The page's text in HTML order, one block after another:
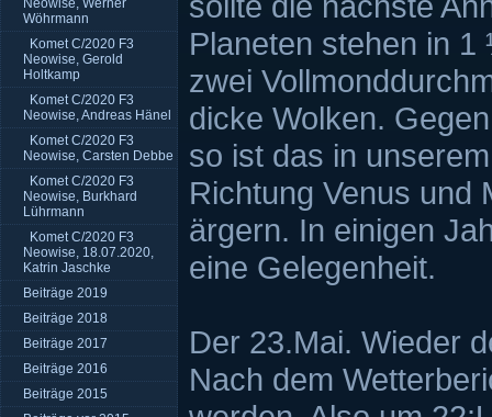
Neowise, Werner
Wöhrmann
Komet C/2020 F3
Neowise, Gerold
Holtkamp
Komet C/2020 F3
Neowise, Andreas Hänel
Komet C/2020 F3
Neowise, Carsten Debbe
Komet C/2020 F3
Neowise, Burkhard
Lührmann
Komet C/2020 F3
Neowise, 18.07.2020,
Katrin Jaschke
Beiträge 2019
Beiträge 2018
Beiträge 2017
Beiträge 2016
Beiträge 2015
Planeten stehen in
zwei
dicke Wolken.
so ist das in
Richtung Venus und
ärgern. In einigen
eine Gelegenheit.
Der 23.Mai. Wieder
Nach dem